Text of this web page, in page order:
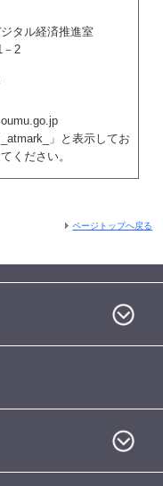
タル経済推進室
2
」と表示してお
ください。
ページトップへ戻る